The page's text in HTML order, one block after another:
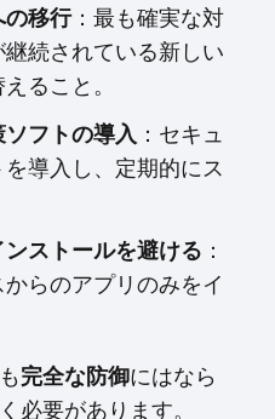
移行：最も確実な対
続されている新しい
ること。
フトの導入：セキュ
導入し、定期的にス
ストールを避ける ：
らのアプリのみをイ
完全な防御にはなら
必要があります。